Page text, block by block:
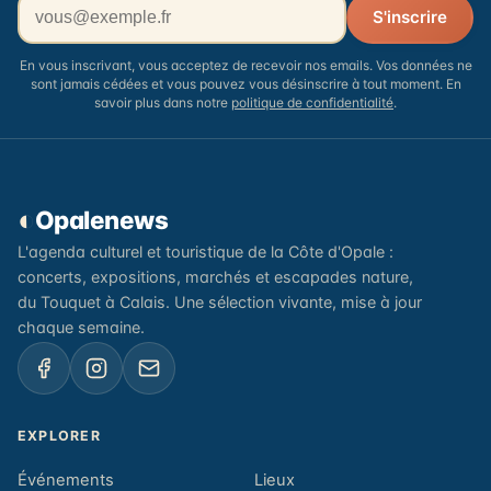
S'inscrire
En vous inscrivant, vous acceptez de recevoir nos emails. Vos données ne
sont jamais cédées et vous pouvez vous désinscrire à tout moment. En
savoir plus dans notre politique de confidentialité.
◐ Opalenews
L'agenda culturel et touristique de la Côte d'Opale :
concerts, expositions, marchés et escapades nature,
du Touquet à Calais. Une sélection vivante, mise à jour
chaque semaine.
EXPLORER
Événements Lieux